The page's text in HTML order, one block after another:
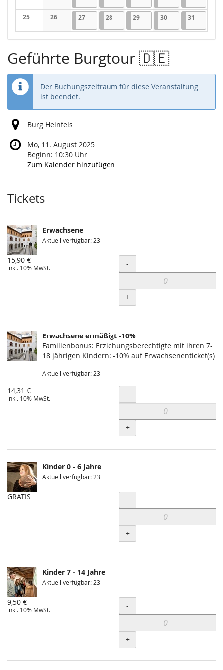
Keine Veranstaltungen
Keine Veranstaltungen
25
Keine Veranstaltungen
26
Keine Veranstaltungen
2727.05.2026
3 Veranstaltungen
2828.05.2026
3 Veranstaltungen
2929.05.2026
3 Veranstaltungen
3030.05.2026
3 Veranstaltungen
31
Geführte Burgtour 🇩🇪
Der Buchungszeitraum für diese Veranstaltung
ist beendet.
Burg Heinfels
Mo, 11. August 2025
Beginn: 10:30 Uhr
Zum Kalender hinzufügen
Produkte
Tickets
Erwachsene
Aktuell verfügbar: 23
15,90 €
inkl. 10% MwSt. Menge
-
+
Erwachsene ermäßigt -10%
Familienbonus: Erziehungsberechtigte mit ihren 7-
18 jährigen Kindern: -10% auf Erwachsenenticket(s)
Aktuell verfügbar: 23
14,31 €
inkl. 10% MwSt. Menge
-
+
Kinder 0 - 6 Jahre
Aktuell verfügbar: 23
GRATIS Menge
-
+
Kinder 7 - 14 Jahre
Aktuell verfügbar: 23
9,50 €
inkl. 10% MwSt. Menge
-
+